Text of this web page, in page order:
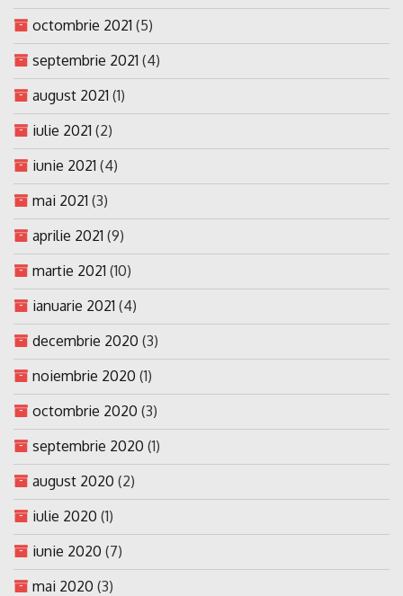
octombrie 2021 (5)
septembrie 2021 (4)
august 2021 (1)
iulie 2021 (2)
iunie 2021 (4)
mai 2021 (3)
aprilie 2021 (9)
martie 2021 (10)
ianuarie 2021 (4)
decembrie 2020 (3)
noiembrie 2020 (1)
octombrie 2020 (3)
septembrie 2020 (1)
august 2020 (2)
iulie 2020 (1)
iunie 2020 (7)
mai 2020 (3)